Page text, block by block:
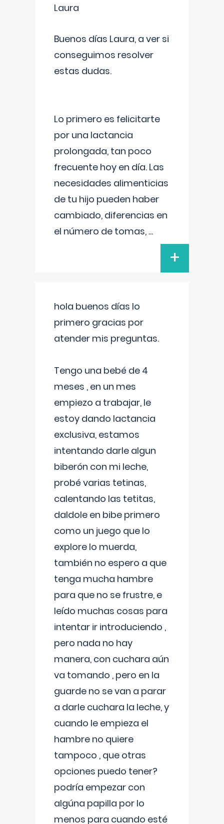
Laura
Buenos días Laura, a ver si
conseguimos resolver
estas dudas.
Lo primero es felicitarte
por una lactancia
prolongada, tan poco
frecuente hoy en día. Las
necesidades alimenticias
de tu hijo pueden haber
cambiado, diferencias en
el número de tomas, ...
+
hola buenos días lo
primero gracias por
atender mis preguntas.
Tengo una bebé de 4
meses , en un mes
empiezo a trabajar, le
estoy dando lactancia
exclusiva, estamos
intentando darle algun
biberón con mi leche,
probé varias tetinas,
calentando las tetitas,
daldole en bibe primero
como un juego que lo
explore lo muerda,
también no espero a que
tenga mucha hambre
para que no se frustre, e
leído muchas cosas para
intentar ir introduciendo ,
pero nada no hay
manera, con cuchara aún
va tomando , pero en la
guarde no se van a parar
a darle cuchara la leche, y
cuando le empieza el
hambre no quiere
tampoco , que otras
opciones puedo tener?
podría empezar con
algúna papilla por lo
menos para cuando esté